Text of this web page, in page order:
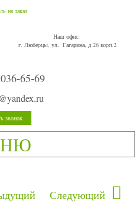
Наш офис:
г. Люберцы, ул. Гагарина, д.26 корп.2
65-69
звонок
Следующий